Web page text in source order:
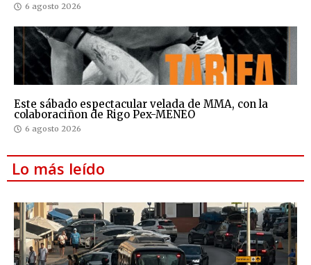
6 agosto 2026
Este sábado espectacular velada de MMA, con la
colaboraciñon de Rigo Pex-MENEO
6 agosto 2026
Lo más leído